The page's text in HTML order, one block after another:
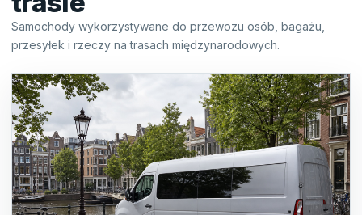
Samochody wykorzystywane do przewozu osób, bagażu,
przesyłek i rzeczy na trasach międzynarodowych.